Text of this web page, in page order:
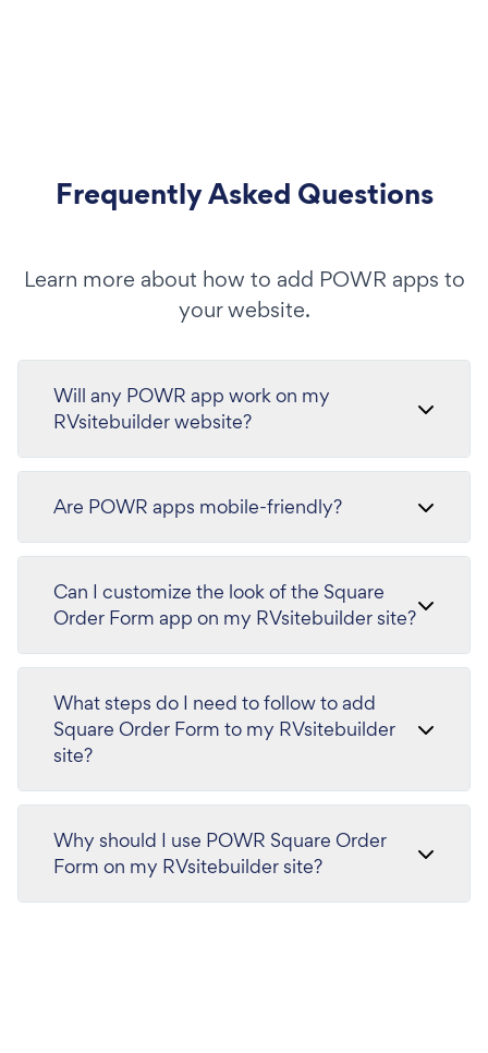
Frequently Asked Questions
Learn more about how to add POWR apps to
your website.
Will any POWR app work on my
RVsitebuilder website?
Are POWR apps mobile-friendly?
Can I customize the look of the Square
Order Form app on my RVsitebuilder site?
What steps do I need to follow to add
Square Order Form to my RVsitebuilder
site?
Why should I use POWR Square Order
Form on my RVsitebuilder site?